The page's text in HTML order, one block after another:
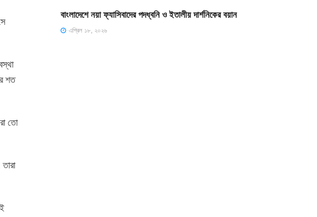
শত
তো
বাংলাদেশে নয়া ফ্যাসিবাদের পদধ্বনি ও ইতালীয় দার্শনিকের বয়ান
এপ্রিল ১৮, ২০২৬